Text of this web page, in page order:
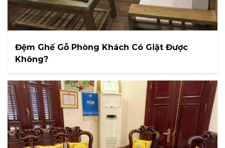
Đệm Ghế Gỗ Phòng Khách Có Giặt Được
Không?